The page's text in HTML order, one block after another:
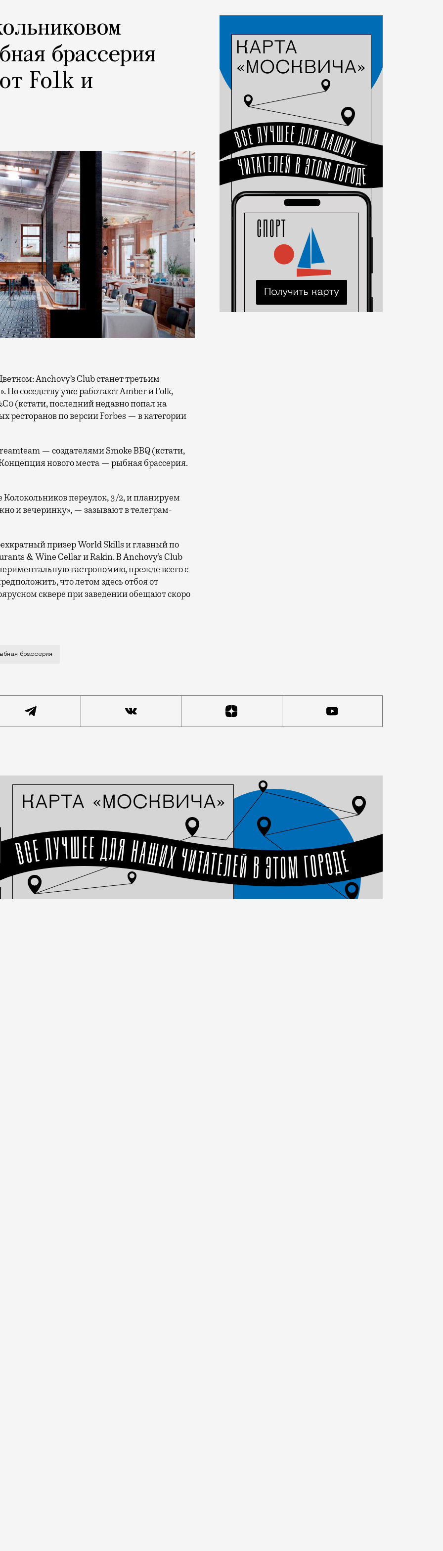
брассерия
Folk и
По соседству уже работают Amber и Folk,
(кстати, последний недавно попал на
ресторанов по версии Forbes — в категории
— создателями Smoke BBQ (кстати,
нового места — рыбная брассерия.
Колокольников переулок, 3/2, и планируем
и вечеринку», — зазывают в телеграм-
призер World Skills и главный по
& Wine Cellar и Rakin. В Anchovy’s Club
гастрономию, прежде всего с
что летом здесь отбоя от
сквере при заведении обещают скоро
Anchovy’s Club станет третьим заведением команды на «Трубной». По соседству уже работают
брассерия